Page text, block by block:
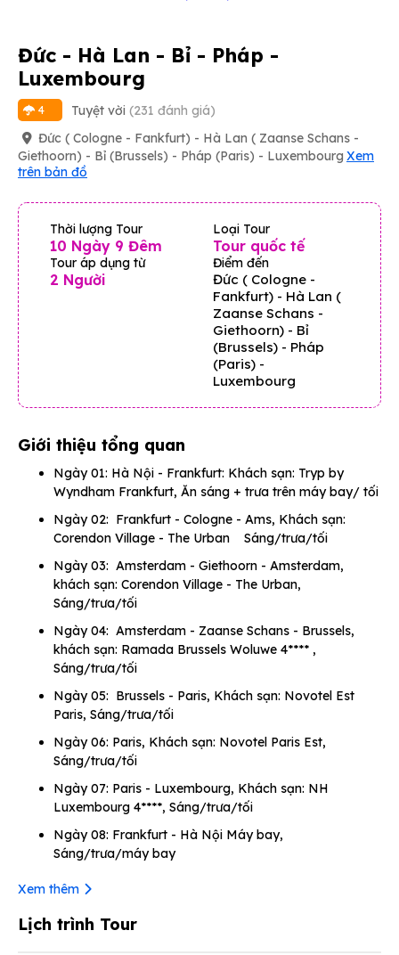
Đức - Hà Lan - Bỉ - Pháp -
Luxembourg
4 Tuyệt vời (231 đánh giá)
Đức ( Cologne - Fankfurt) - Hà Lan ( Zaanse Schans -
Giethoorn) - Bỉ (Brussels) - Pháp (Paris) - Luxembourg Xem
trên bản đồ
Thời lượng Tour
10 Ngày 9 Đêm
Loại Tour
Tour quốc tế
Tour áp dụng từ
2 Người
Điểm đến
Đức ( Cologne -
Fankfurt) - Hà Lan (
Zaanse Schans -
Giethoorn) - Bỉ
(Brussels) - Pháp
(Paris) -
Luxembourg
Giới thiệu tổng quan
Ngày 01: Hà Nội - Frankfurt: Khách sạn: Tryp by
Wyndham Frankfurt, Ăn sáng + trưa trên máy bay/ tối
Ngày 02: Frankfurt - Cologne - Ams, Khách sạn:
Corendon Village - The Urban Sáng/trưa/tối
Ngày 03: Amsterdam - Giethoorn - Amsterdam,
khách sạn: Corendon Village - The Urban,
Sáng/trưa/tối
Ngày 04: Amsterdam - Zaanse Schans - Brussels,
khách sạn: Ramada Brussels Woluwe 4**** ,
Sáng/trưa/tối
Ngày 05: Brussels - Paris, Khách sạn: Novotel Est
Paris, Sáng/trưa/tối
Ngày 06: Paris, Khách sạn: Novotel Paris Est,
Sáng/trưa/tối
Ngày 07: Paris - Luxembourg, Khách sạn: NH
Luxembourg 4****, Sáng/trưa/tối
Ngày 08: Frankfurt - Hà Nội Máy bay,
Sáng/trưa/máy bay
Xem thêm
Lịch trình Tour